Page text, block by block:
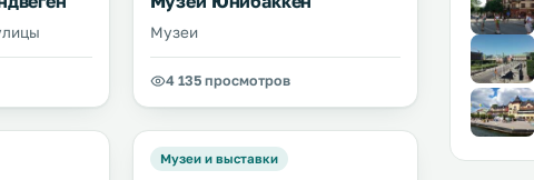
Музеи
4 135 просмотров
Музеи и выставки